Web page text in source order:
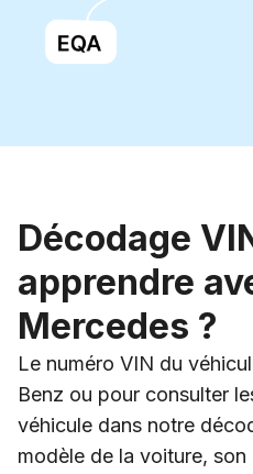
Décodage
apprendre
Mercedes ?
Le numéro VIN du
Benz ou pour consulter
véhicule dans notre
modèle de la voiture,